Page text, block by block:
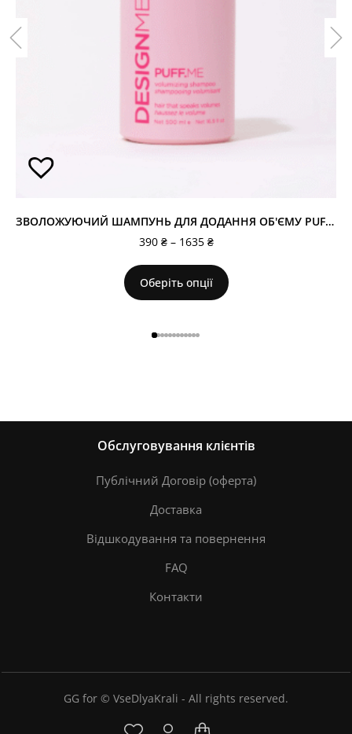
ЗВОЛОЖУЮЧИЙ ШАМПУНЬ ДЛЯ ДОДАННЯ ОБ'ЄМУ PUFF.ME
390 ₴ – 1635 ₴
Оберіть опції
Обслуговування клієнтів
Публічний Договір (оферта)
Доставка
Відшкодування та повернення
FAQ
Контакти
GG for © VseDlyaKrali - All rights reserved.